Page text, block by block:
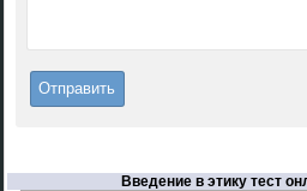
Введение в этику тест